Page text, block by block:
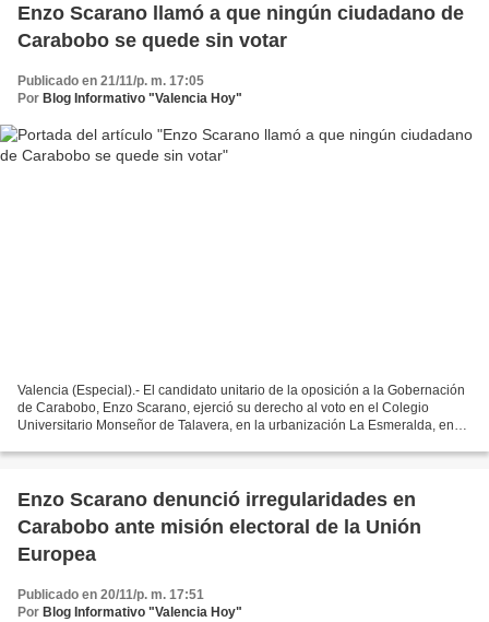
Enzo Scarano llamó a que ningún ciudadano de
Carabobo se quede sin votar
Publicado en 21/11/p. m. 17:05
Por Blog Informativo "Valencia Hoy"
Valencia (Especial).- El candidato unitario de la oposición a la Gobernación
de Carabobo, Enzo Scarano, ejerció su derecho al voto en el Colegio
Universitario Monseñor de Talavera, en la urbanización La Esmeralda, en
Enzo Scarano denunció irregularidades en
Carabobo ante misión electoral de la Unión
Europea
Publicado en 20/11/p. m. 17:51
Por Blog Informativo "Valencia Hoy"